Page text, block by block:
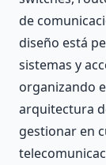
de
diseño está
sistemas y
organizando
arquitectura
gestionar en